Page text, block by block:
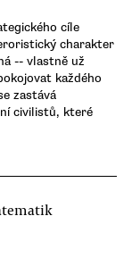
cíle
charakter
-- vlastně už
každého
zastává
civilistů, které